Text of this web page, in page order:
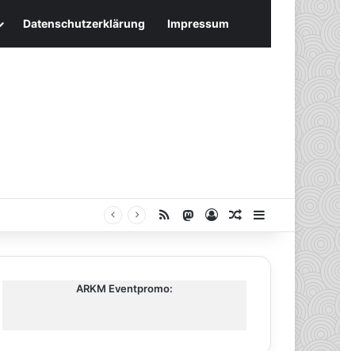
Datenschutzerklärung Impressum
RSS Mastodon
AnmeldenZufälliger
ARKM Eventpromo: